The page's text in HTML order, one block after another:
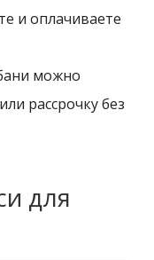
и оплачиваете
можно
рассрочку без
для